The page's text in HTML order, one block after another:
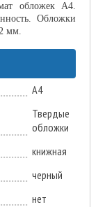
обложек А4.
Обложки
мм.
А4
Твердые
обложки
книжная
черный
нет